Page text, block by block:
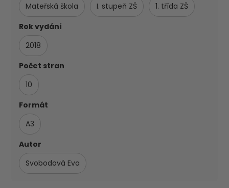
Mateřská škola
I. stupeň ZŠ
1. třída ZŠ
Rok vydání
2018
Počet stran
10
Formát
A3
Autor
Svobodová Eva